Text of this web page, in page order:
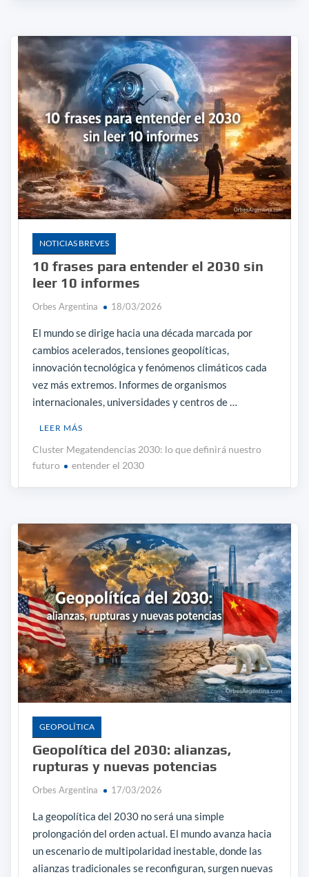
NOTICIAS BREVES
10 frases para entender el 2030 sin
leer 10 informes
Orbes Argentina 18/03/2026
El mundo se dirige hacia una década marcada por
cambios acelerados, tensiones geopolíticas,
innovación tecnológica y fenómenos climáticos cada
vez más extremos. Informes de organismos
internacionales, universidades y centros de …
LEER MÁS
Cluster Megatendencias 2030: lo que definirá nuestro
futuro
entender el 2030
GEOPOLÎTICA
Geopolítica del 2030: alianzas,
rupturas y nuevas potencias
Orbes Argentina 17/03/2026
La geopolítica del 2030 no será una simple
prolongación del orden actual. El mundo avanza hacia
un escenario de multipolaridad inestable, donde las
alianzas tradicionales se reconfiguran, surgen nuevas